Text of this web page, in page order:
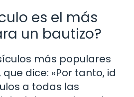
es el más
un bautizo?
más populares
que dice: «Por tanto, id
a todas las